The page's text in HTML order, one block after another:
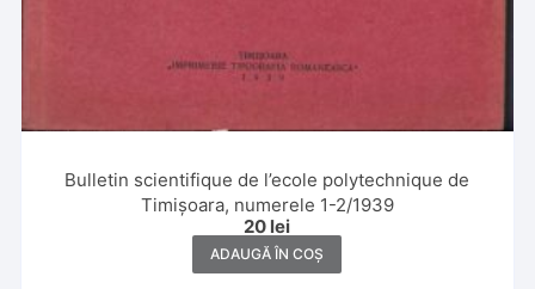
Bulletin scientifique de l’ecole polytechnique de
Timișoara, numerele 1-2/1939
20 lei
ADAUGĂ ÎN COȘ